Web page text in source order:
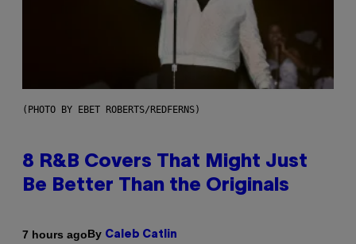
(PHOTO BY EBET ROBERTS/REDFERNS)
8 R&B Covers That Might Just
Be Better Than the Originals
7 hours agoBy Caleb Catlin